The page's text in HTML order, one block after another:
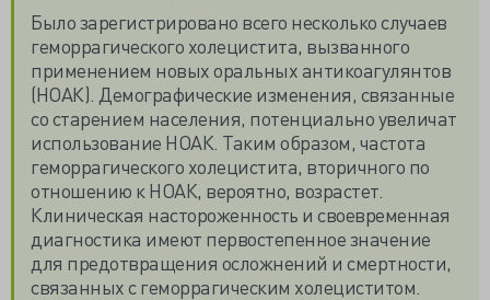
Было зарегистрировано всего несколько случаев
геморрагического холецистита, вызванного
применением новых оральных антикоагулянтов
(НОАК). Демографические изменения, связанные
со старением населения, потенциально увеличат
использование НОАК. Таким образом, частота
геморрагического холецистита, вторичного по
отношению к НОАК, вероятно, возрастет.
Клиническая настороженность и своевременная
диагностика имеют первостепенное значение
для предотвращения осложнений и смертности,
связанных с геморрагическим холециститом.